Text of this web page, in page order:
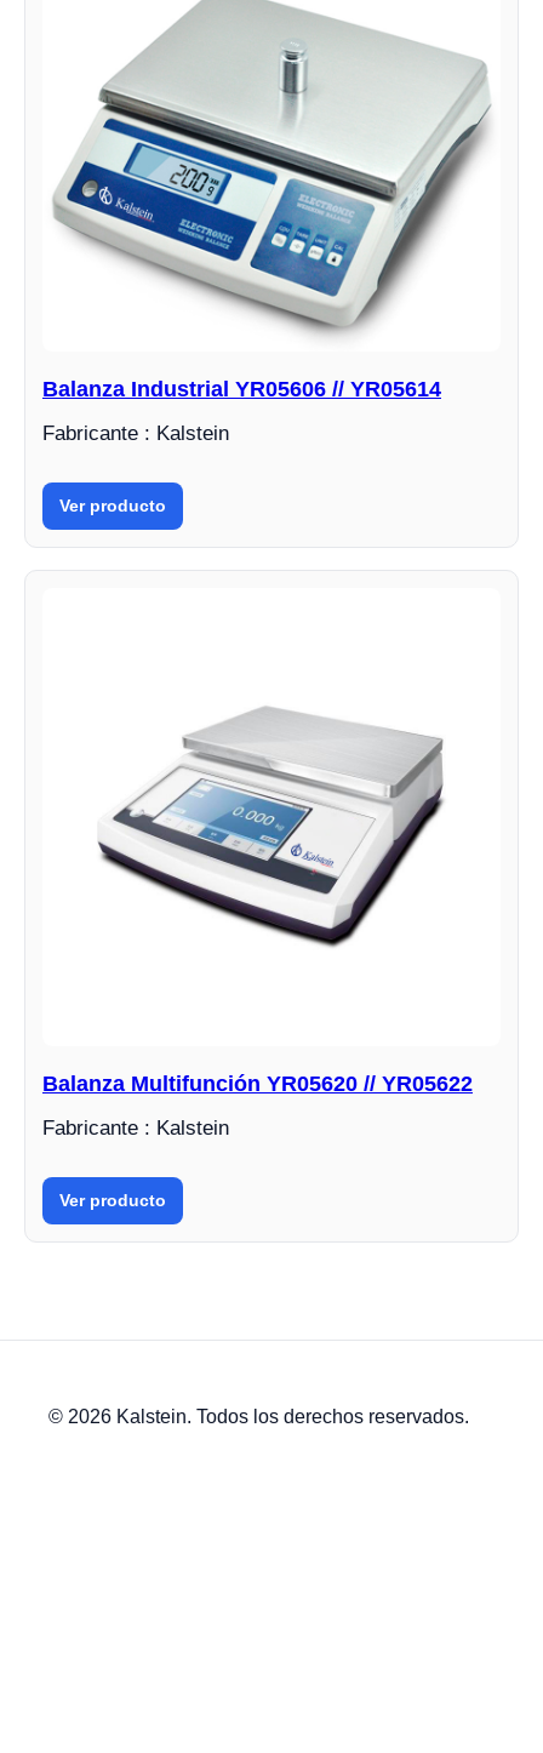
Balanza Industrial YR05606 // YR05614
Fabricante : Kalstein
Ver producto
Balanza Multifunción YR05620 // YR05622
Fabricante : Kalstein
Ver producto
© 2026 Kalstein. Todos los derechos reservados.